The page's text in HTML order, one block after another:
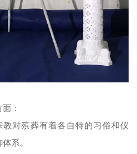
：
对殡葬有着各自特的习俗和仪
系。